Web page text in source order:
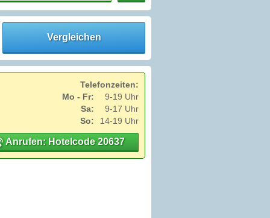
Vergleichen
Telefonzeiten:
Mo - Fr:
9-19 Uhr
Sa:
9-17 Uhr
So:
14-19 Uhr
Anrufen: Hotelcode 20637